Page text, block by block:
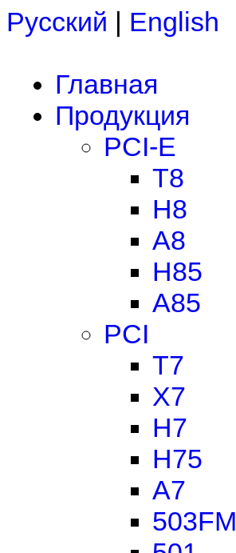
Русский | English
Главная
Продукция
PCI-E
T8
H8
A8
H85
A85
PCI
T7
X7
H7
H75
A7
503FM